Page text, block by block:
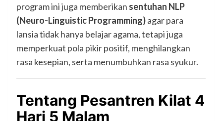
program ini juga memberikan sentuhan NLP
(Neuro-Linguistic Programming)agar para
lansia tidak hanya belajar agama, tetapi juga
memperkuat pola pikir positif, menghilangkan
rasa kesepian, serta menumbuhkan rasa syukur.
Tentang Pesantren Kilat 4
Hari 5 Malam